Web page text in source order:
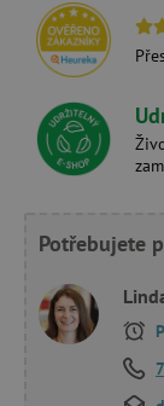
Potřebujete